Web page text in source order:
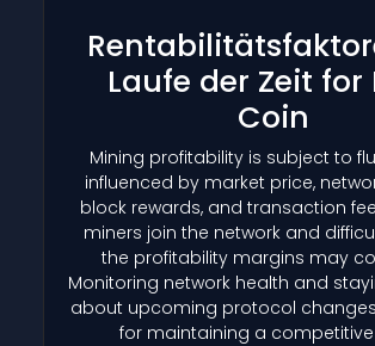
Laufe der Zeit for
Coin
Mining profitability is subject to
influenced by market price,
block rewards, and transaction
miners join the network and
the profitability margins may
Monitoring network health and
about upcoming protocol
for maintaining a